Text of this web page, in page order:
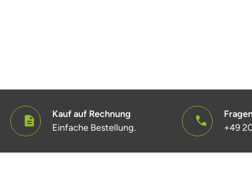
Kauf auf Rechnung
Einfache Bestellung.
+49